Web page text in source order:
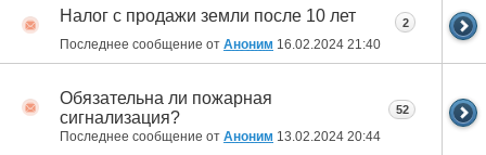
Налог с продажи земли после 10 лет
Последнее сообщение от Аноним 16.02.2024 21:40
2
Обязательна ли пожарная
сигнализация?
Последнее сообщение от Аноним 13.02.2024 20:44
52